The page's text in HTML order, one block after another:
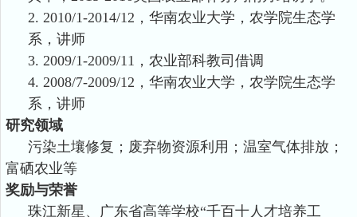
2. 2010/1-2014/12，华南农业大学，农学院生态学
系，讲师
3. 2009/1-2009/11，农业部科教司借调
4. 2008/7-2009/12，华南农业大学，农学院生态学
系，讲师
研究领域
污染土壤修复 ；废弃物资源利用 ；温室气体排放；
富硒农业等
奖励与荣誉
珠江新星、广东省高等学校“千百十人才培养工